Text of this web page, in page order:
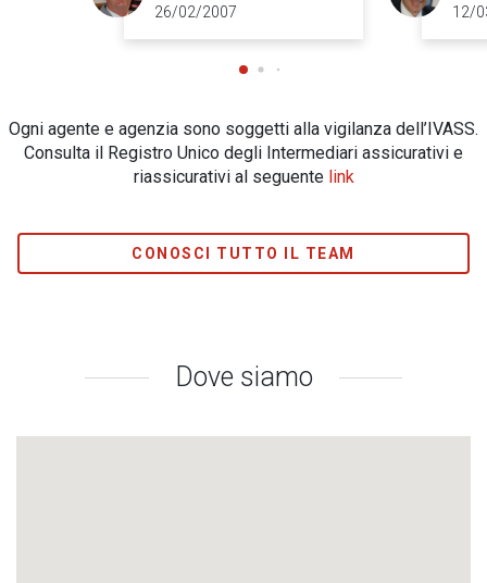
26/02/2007
12/
Ogni agente e agenzia sono soggetti alla vigilanza dell’IVASS.
Consulta il Registro Unico degli Intermediari assicurativi e
riassicurativi al seguente link
CONOSCI TUTTO IL TEAM
Dove siamo